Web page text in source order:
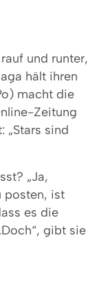
und runter,
hält ihren
macht die
Zeitung
„Stars sind
„Ja,
posten, ist
es die
gibt sie